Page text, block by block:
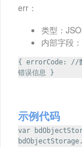
err：
类型：
内部字段：
{ errorCode: //
错误信息 }
示例代码
var